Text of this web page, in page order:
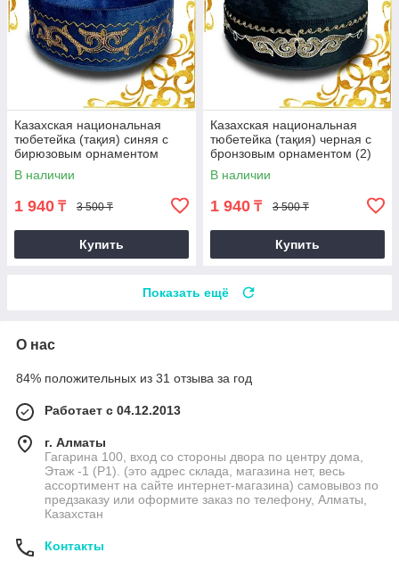
Казахская национальная
тюбетейка (тақия) синяя с
бирюзовым орнаментом
В наличии
1 940 ₸ 3 500 ₸
Купить
Казахская национальная
тюбетейка (тақия) черная с
бронзовым орнаментом (2)
В наличии
1 940 ₸ 3 500 ₸
Купить
Показать ещё
О нас
84% положительных из 31 отзыва за год
Работает с 04.12.2013
г. Алматы
Гагарина 100, вход со стороны двора по центру дома,
Этаж -1 (P1). (это адрес склада, магазина нет, весь
ассортимент на сайте интернет-магазина) самовывоз по
предзаказу или оформите заказ по телефону, Алматы,
Казахстан
Контакты